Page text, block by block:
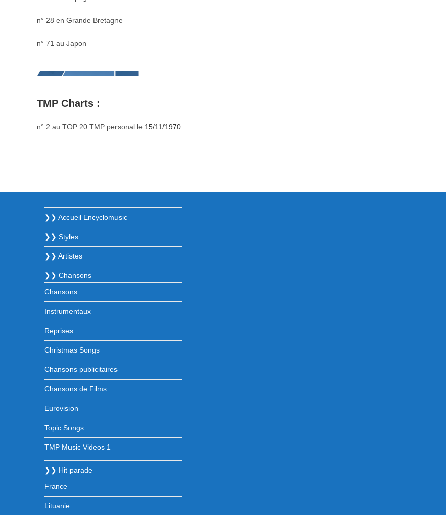
n° 28 en Grande Bretagne
n° 71 au Japon
TMP Charts :
n° 2 au TOP 20 TMP personal le 15/11/1970
❯❯ Accueil Encyclomusic
❯❯ Styles
❯❯ Artistes
❯❯ Chansons
Chansons
Instrumentaux
Reprises
Christmas Songs
Chansons publicitaires
Chansons de Films
Eurovision
Topic Songs
TMP Music Videos 1
❯❯ Hit parade
France
Lituanie